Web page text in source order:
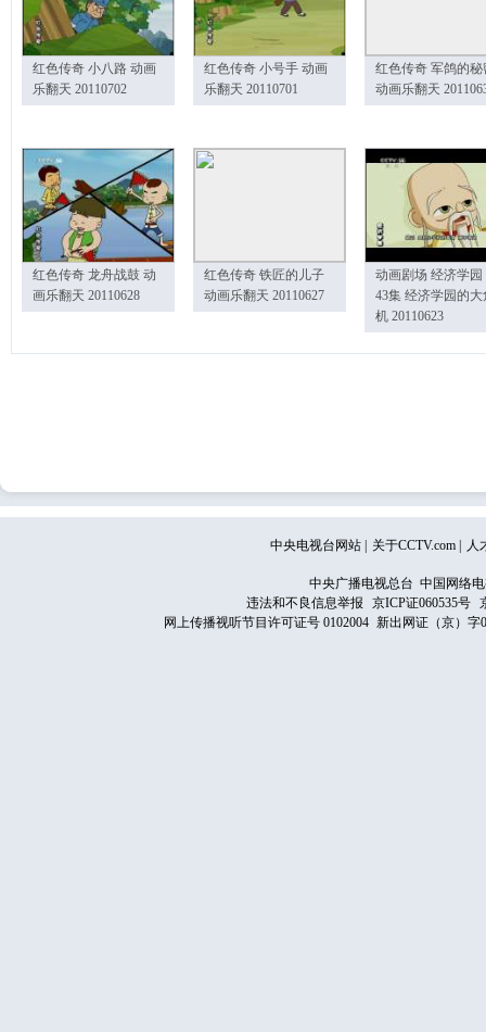
红色传奇 小八路 动画
乐翻天 20110702
红色传奇 小号手 动画
乐翻天 20110701
红色传奇 军鸽的秘
动画乐翻天
红色传奇 龙舟战鼓 动
画乐翻天 20110628
红色传奇 铁匠的儿子
动画乐翻天 20110627
动画剧场 经济学园
43集 经济学园的大
机 20110623
中央电视台网站 关于CCTV.com 人
中央广播电视总台 中国网络
违法和不良信息举报
京ICP证060535号
网上传播视听节目许可证号 0102004 新出网证（京）